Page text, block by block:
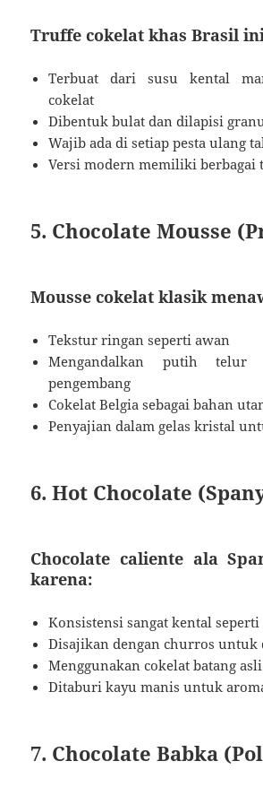
Truffe cokelat khas Brasil
Terbuat dari susu kental
cokelat
Dibentuk bulat dan dilapisi
Wajib ada di setiap pesta ulang
Versi modern memiliki berbagai
5. Chocolate Mousse
Mousse cokelat klasik
Tekstur ringan seperti awan
Mengandalkan putih telur
pengembang
Cokelat Belgia sebagai bahan
Penyajian dalam gelas kristal
6. Hot Chocolate
Chocolate caliente ala
karena:
Konsistensi sangat kental seperti
Disajikan dengan churros untuk
Menggunakan cokelat batang asli
Ditaburi kayu manis untuk
7. Chocolate Babka